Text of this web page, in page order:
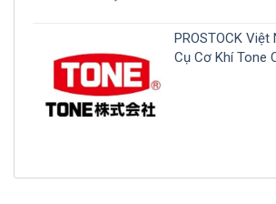
PROSTOCK Việt
Cụ Cơ Khí Tone